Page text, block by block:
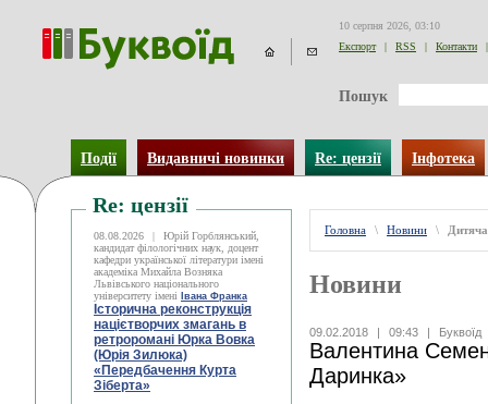
10 серпня 2026, 03:10
Експорт
| RSS | Контакти |
Пошук
Події Видавничі новинки Re: цензії Інфотека
Re: цензії
08.08.2026 |
Юрій Горблянський,
кандидат філологічних наук, доцент
кафедри української літератури імені
академіка Михайла Возняка
Львівського національного
університету імені
Івана Франка
Історична реконструкція
націєтворчих змагань в
ретроромані Юрка Вовка
(Юрія Зилюка)
«Передбачення Курта
Зіберта»
Головна \ Новини \
Новини
09.02.2018 | 09:43 | Буквоїд
Валентина
Даринка»